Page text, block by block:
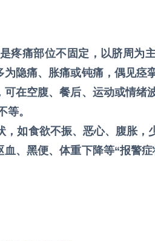
疼痛部位不固定，以脐周为
隐痛、胀痛或钝痛，偶见痉
在空腹、餐后、运动或情绪
等。
，如食欲不振、恶心、腹胀，
、黑便、体重下降等“报警症